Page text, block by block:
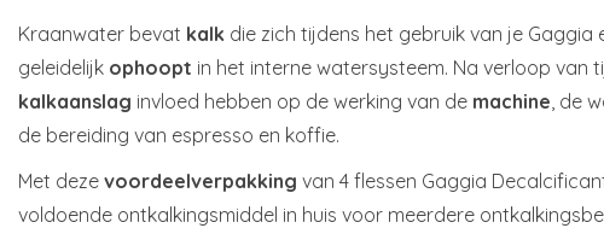
Kraanwater bevat kalk die zich tijdens het gebruik van je Gaggia
geleidelijk ophoopt in het interne watersysteem. Na verloop van
kalkaanslag invloed hebben op de werking van de machine , de
de bereiding van espresso en koffie.
Met deze voordeelverpakking van 4 flessen Gaggia
voldoende ontkalkingsmiddel in huis voor meerdere